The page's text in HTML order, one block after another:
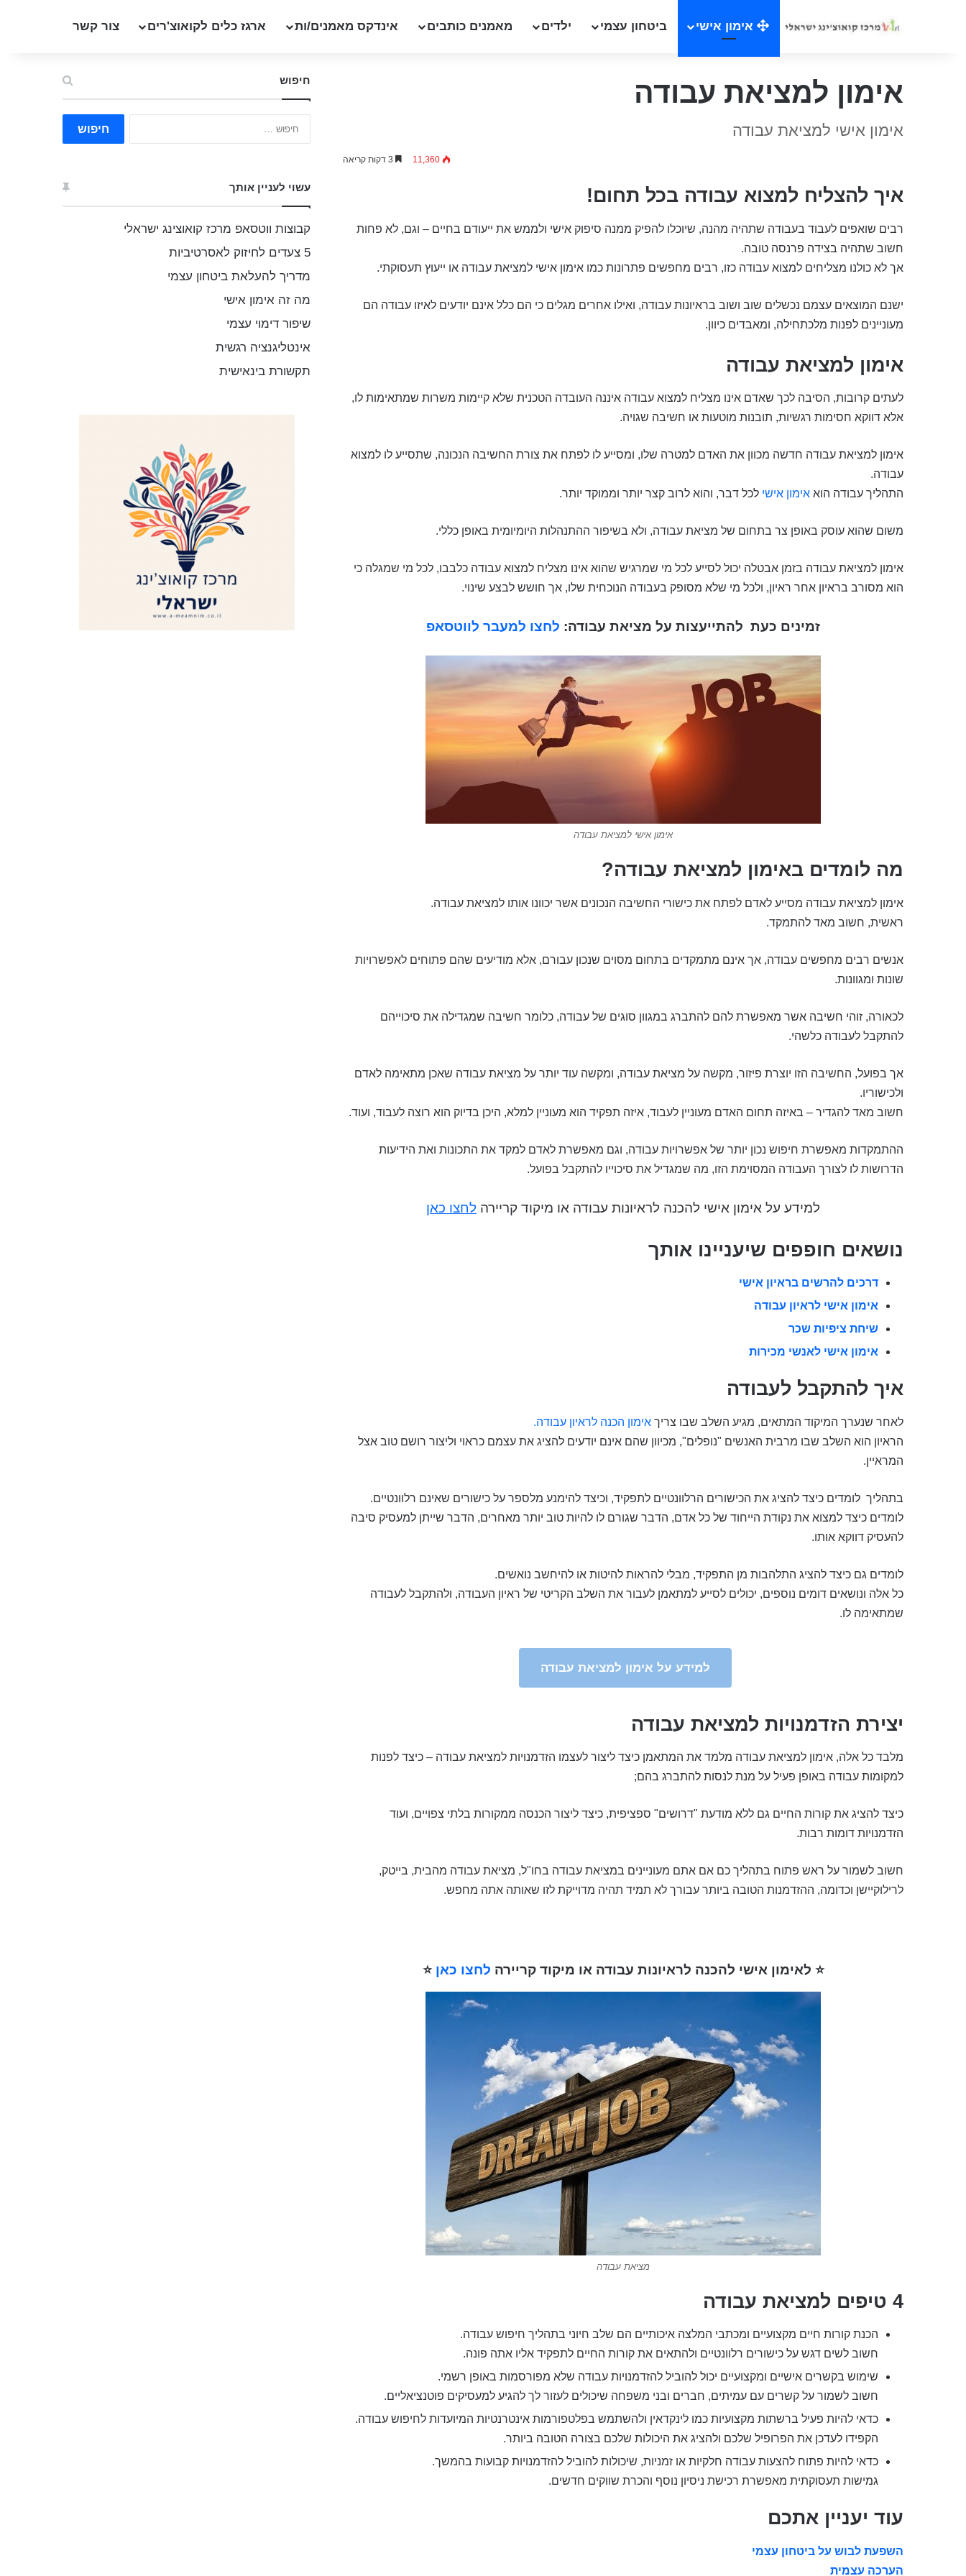
אימון אישי ביטחון עצמי ילדים מאמנים כותבים אינדקס מאמנים/ות ארגז כלים לקואוצ'רים צור קשר
אימון למציאת עבודה
אימון אישי למציאת עבודה
11,360
איך להצליח למצוא עבודה בכל תחום!
רבים שואפים לעבוד בעבודה שתהיה מהנה, שיוכלו להפיק ממנה סיפוק אישי ולממש את ייעודם בחיים – וגם, לא פחות
חשוב שתהיה בצידה פרנסה טובה.
אך לא כולנו מצליחים למצוא עבודה כזו, רבים מחפשים פתרונות כמו אימון אישי למציאת עבודה או ייעוץ תעסוקתי.
ישנם המוצאים עצמם נכשלים שוב ושוב בראיונות עבודה, ואילו אחרים מגלים כי הם כלל אינם יודעים לאיזו עבודה הם
מעוניינים לפנות מלכתחילה, ומאבדים כיוון.
אימון למציאת עבודה
לעתים קרובות, הסיבה לכך שאדם אינו מצליח למצוא עבודה איננה העובדה הטכנית שלא קיימות משרות שמתאימות לו,
אלא דווקא חסימות רגשיות, תובנות מוטעות או חשיבה שגויה.
אימון למציאת עבודה חדשה מכוון את האדם למטרה שלו, ומסייע לו לפתח את צורת החשיבה הנכונה, שתסייע לו למצוא
עבודה.
התהליך עבודה הוא אימון אישי לכל דבר, והוא לרוב קצר יותר וממוקד יותר.
משום שהוא עוסק באופן צר בתחום של מציאת עבודה, ולא בשיפור ההתנהלות היומיומית באופן כללי.
אימון למציאת עבודה בזמן אבטלה יכול לסייע לכל מי שמרגיש שהוא אינו מצליח למצוא עבודה כלבבו, לכל מי שמגלה כי
הוא מסורב בראיון אחר ראיון, ולכל מי שלא מסופק בעבודה הנוכחית שלו, אך חושש לבצע שינוי.
זמינים כעת להתייעצות על מציאת עבודה: לחצו למעבר לווטסאפ
אימון אישי למציאת עבודה
מה לומדים באימון למציאת עבודה?
אימון למציאת עבודה מסייע לאדם לפתח את כישורי החשיבה הנכונים אשר יכוונו אותו למציאת עבודה.
ראשית, חשוב מאד להתמקד.
אנשים רבים מחפשים עבודה, אך אינם מתמקדים בתחום מסוים שנכון עבורם, אלא מודיעים שהם פתוחים לאפשרויות
שונות ומגוונות.
לכאורה, זוהי חשיבה אשר מאפשרת להם להתברג במגוון סוגים של עבודה, כלומר חשיבה שמגדילה את סיכוייהם
להתקבל לעבודה כלשהי.
אך בפועל, החשיבה הזו יוצרת פיזור, מקשה על מציאת עבודה, ומקשה עוד יותר על מציאת עבודה שאכן מתאימה לאדם
ולכישוריו.
חשוב מאד להגדיר – באיזה תחום האדם מעוניין לעבוד, איזה תפקיד הוא מעוניין למלא, היכן בדיוק הוא רוצה לעבוד, ועוד.
ההתמקדות מאפשרת חיפוש נכון יותר של אפשרויות עבודה, וגם מאפשרת לאדם למקד את התכונות ואת הידיעות
הדרושות לו לצורך העבודה המסוימת הזו, מה שמגדיל את סיכוייו להתקבל בפועל.
למידע על אימון אישי להכנה לראיונות עבודה או מיקוד קריירה לחצו כאן
נושאים חופפים שיעניינו אותך
דרכים להרשים בראיון אישי
אימון אישי לראיון עבודה
שיחת ציפיות שכר
אימון אישי לאנשי מכירות
איך להתקבל לעבודה
לאחר שנערך המיקוד המתאים, מגיע השלב שבו צריך אימון הכנה לראיון עבודה.
הראיון הוא השלב שבו מרבית האנשים "נופלים", מכיוון שהם אינם יודעים להציג את עצמם כראוי וליצור רושם טוב אצל
המראיין.
בתהליך לומדים כיצד להציג את הכישורים הרלוונטיים לתפקיד, וכיצד להימנע מלספר על כישורים שאינם רלוונטיים.
לומדים כיצד למצוא את נקודת הייחוד של כל אדם, הדבר שגורם לו להיות טוב יותר מאחרים, הדבר שייתן למעסיק סיבה
להעסיק דווקא אותו.
לומדים גם כיצד להציג התלהבות מן התפקיד, מבלי להראות להיטות או להיחשב נואשים.
כל אלה ונושאים דומים נוספים, יכולים לסייע למתאמן לעבור את השלב הקריטי של ראיון העבודה, ולהתקבל לעבודה
שמתאימה לו.
למידע על אימון למציאת עבודה
יצירת הזדמנויות למציאת עבודה
מלבד כל אלה, אימון למציאת עבודה מלמד את המתאמן כיצד ליצור לעצמו הזדמנויות למציאת עבודה – כיצד לפנות
למקומות עבודה באופן פעיל על מנת לנסות להתברג בהם;
כיצד להציג את קורות החיים גם ללא מודעת "דרושים" ספציפית, כיצד ליצור הכנסה ממקורות בלתי צפויים, ועוד
הזדמנויות דומות רבות.
חשוב לשמור על ראש פתוח בתהליך כם אם אתם מעוניינים במציאת עבודה בחו"ל, מציאת עבודה מהבית, בייטק,
לרילוקיישן וכדומה, ההזדמנות הטובה ביותר עבורך לא תמיד תהיה מדוייקת לזו שאותה אתה מחפש.
⭐ לאימון אישי להכנה לראיונות עבודה או מיקוד קריירה לחצו כאן ⭐
מציאת עבודה
4 טיפים למציאת עבודה
הכנת קורות חיים מקצועיים ומכתבי המלצה איכותיים הם שלב חיוני בתהליך חיפוש עבודה.
חשוב לשים דגש על כישורים רלוונטיים ולהתאים את קורות החיים לתפקיד אליו אתה פונה.
שימוש בקשרים אישיים ומקצועיים יכול להוביל להזדמנויות עבודה שלא מפורסמות באופן רשמי.
חשוב לשמור על קשרים עם עמיתים, חברים ובני משפחה שיכולים לעזור לך להגיע למעסיקים פוטנציאליים.
כדאי להיות פעיל ברשתות מקצועיות כמו לינקדאין ולהשתמש בפלטפורמות אינטרנטיות המיועדות לחיפוש עבודה.
הקפידו לעדכן את הפרופיל שלכם ולהציג את היכולות שלכם בצורה הטובה ביותר.
כדאי להיות פתוח להצעות עבודה חלקיות או זמניות, שיכולות להוביל להזדמנויות קבועות בהמשך.
גמישות תעסוקתית מאפשרת רכישת ניסיון נוסף והכרת שווקים חדשים.
עוד יעניין אתכם
השפעת לבוש על ביטחון עצמי
הערכה עצמית
חיפוש
עשוי לעניין אותך
קבוצות ווטסאפ מרכז קואוצינג ישראלי
5 צעדים לחיזוק לאסרטיביות
מדריך להעלאת ביטחון עצמי
מה זה אימון אישי
שיפור דימוי עצמי
אינטליגנציה רגשית
תקשורת בינאישית